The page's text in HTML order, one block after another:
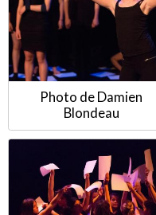
Photo de Damien
Blondeau